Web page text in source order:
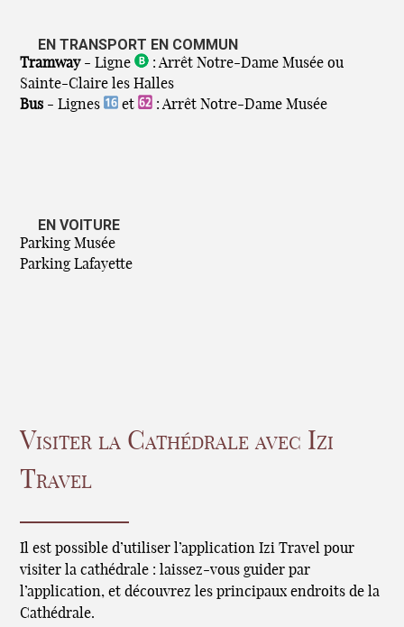
EN TRANSPORT EN COMMUN
Tramway- Ligne
: Arrêt Notre-Dame Musée ou
Sainte-Claire les Halles
Bus - Lignes et : Arrêt Notre-Dame Musée
EN VOITURE
Parking Musée
Parking Lafayette
Visiter la Cathédrale avec Izi
Travel
Il est possible d’utiliser l’application Izi Travel pour
visiter la cathédrale : laissez-vous guider par
l’application, et découvrez les principaux endroits de la
Cathédrale.